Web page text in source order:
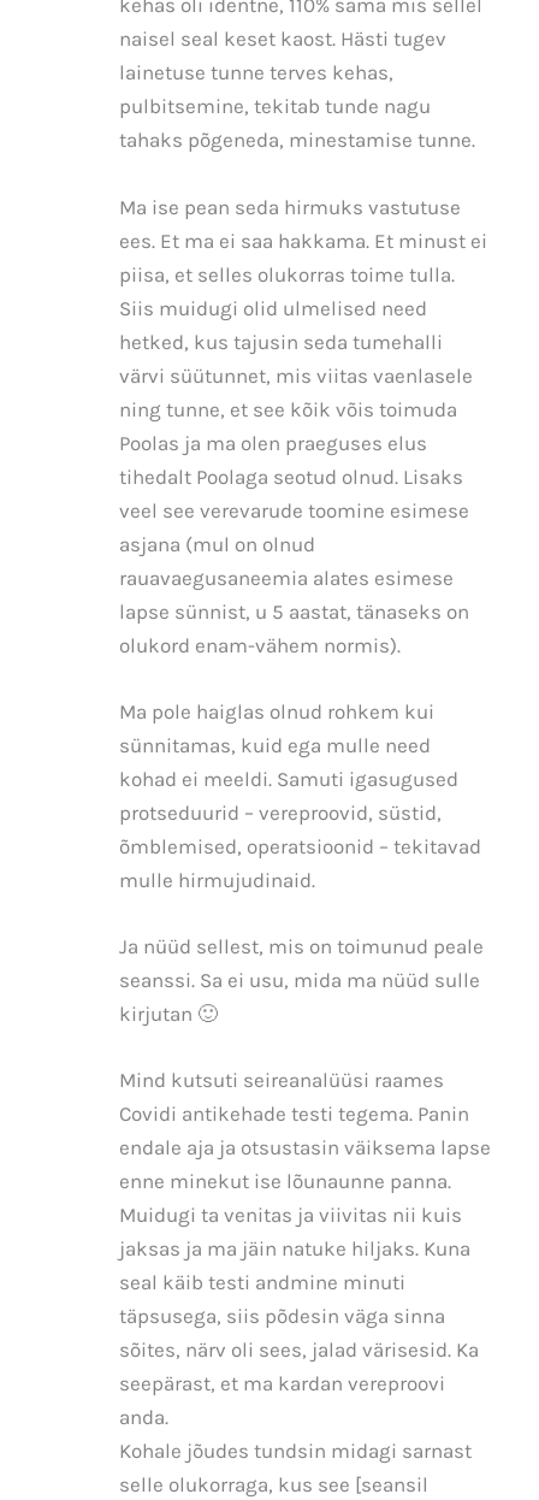
kehas oli identne, 110% sama mis sellel
naisel seal keset kaost. Hästi tugev
lainetuse tunne terves kehas,
pulbitsemine, tekitab tunde nagu
tahaks põgeneda, minestamise tunne.
Ma ise pean seda hirmuks vastutuse
ees. Et ma ei saa hakkama. Et minust ei
piisa, et selles olukorras toime tulla.
Siis muidugi olid ulmelised need
hetked, kus tajusin seda tumehalli
värvi süütunnet, mis viitas vaenlasele
ning tunne, et see kõik võis toimuda
Poolas ja ma olen praeguses elus
tihedalt Poolaga seotud olnud. Lisaks
veel see verevarude toomine esimese
asjana (mul on olnud
rauavaegusaneemia alates esimese
lapse sünnist, u 5 aastat, tänaseks on
olukord enam-vähem normis).
Ma pole haiglas olnud rohkem kui
sünnitamas, kuid ega mulle need
kohad ei meeldi. Samuti igasugused
protseduurid – vereproovid, süstid,
õmblemised, operatsioonid – tekitavad
mulle hirmujudinaid.
Ja nüüd sellest, mis on toimunud peale
seanssi. Sa ei usu, mida ma nüüd sulle
kirjutan 🙂
Mind kutsuti seireanalüüsi raames
Covidi antikehade testi tegema. Panin
endale aja ja otsustasin väiksema lapse
enne minekut ise lõunaunne panna.
Muidugi ta venitas ja viivitas nii kuis
jaksas ja ma jäin natuke hiljaks. Kuna
seal käib testi andmine minuti
täpsusega, siis põdesin väga sinna
sõites, närv oli sees, jalad värisesid. Ka
seepärast, et ma kardan vereproovi
anda.
Kohale jõudes tundsin midagi sarnast
selle olukorraga, kus see [seansil